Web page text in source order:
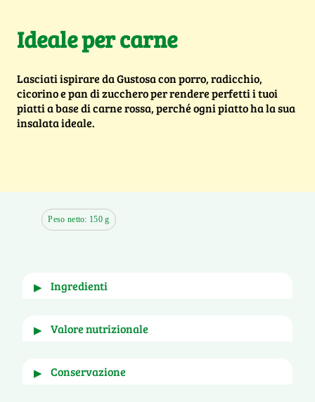
Ideale per carne
Lasciati ispirare da Gustosa con porro, radicchio,
cicorino e pan di zucchero per rendere perfetti i tuoi
piatti a base di carne rossa, perché ogni piatto ha la sua
insalata ideale.
Peso netto: 150 g
ingredienti
▶
cicorino, porro. In proporzione variabile.
valore nutrizionale
▶
conservazione
▶